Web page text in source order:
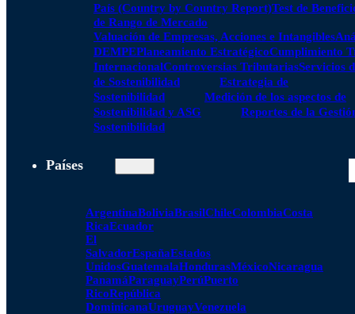
País (Country by Country Report)Test de
de Rango de Mercado
Valuación de Empresas, Acciones e Intangibles
DEMPEPlaneamiento EstratégicoCumplimiento
InternacionalControversias TributariasServicios
de Sostenibilidad
Estrategia de
Sostenibilidad
Medición de los aspectos de
Sostenibilidad y ASG
Reportes de la
Sostenibilidad
Países
ArgentinaBoliviaBrasilChileColombiaCosta
RicaEcuador
El
SalvadorEspañaEstados
UnidosGuatemalaHondurasMéxicoNicaragua
PanamáParaguayPerúPuerto
RicoRepública
DominicanaUruguayVenezuela